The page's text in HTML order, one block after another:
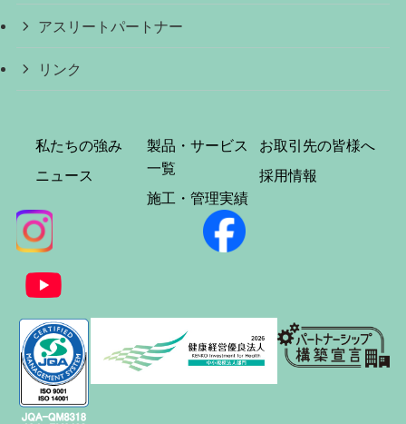
アスリートパートナー
リンク
私たちの強み
ニュース
製品・サービス
一覧
施工・管理実績
お取引先の皆様へ
採用情報